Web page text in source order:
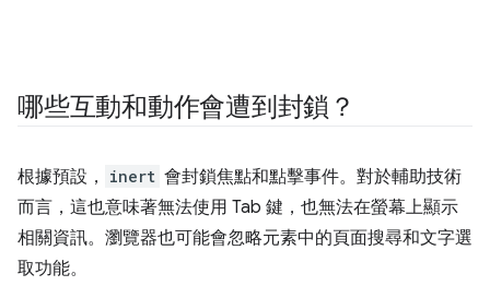
哪些互動和動作會遭到封鎖？
根據預設， inert 會封鎖焦點和點擊事件。對於輔助技術
而言，這也意味著無法使用 Tab 鍵，也無法在螢幕上顯示
相關資訊。瀏覽器也可能會忽略元素中的頁面搜尋和文字選
取功能。